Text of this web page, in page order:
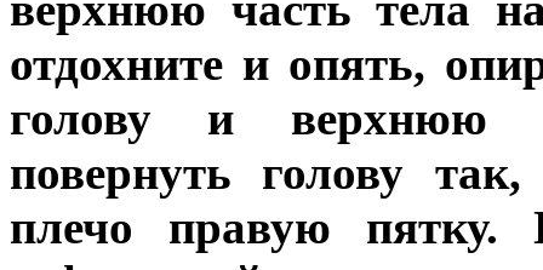
отдохните и опять,
голову и верхнюю
повернуть голову
плечо правую пятку.